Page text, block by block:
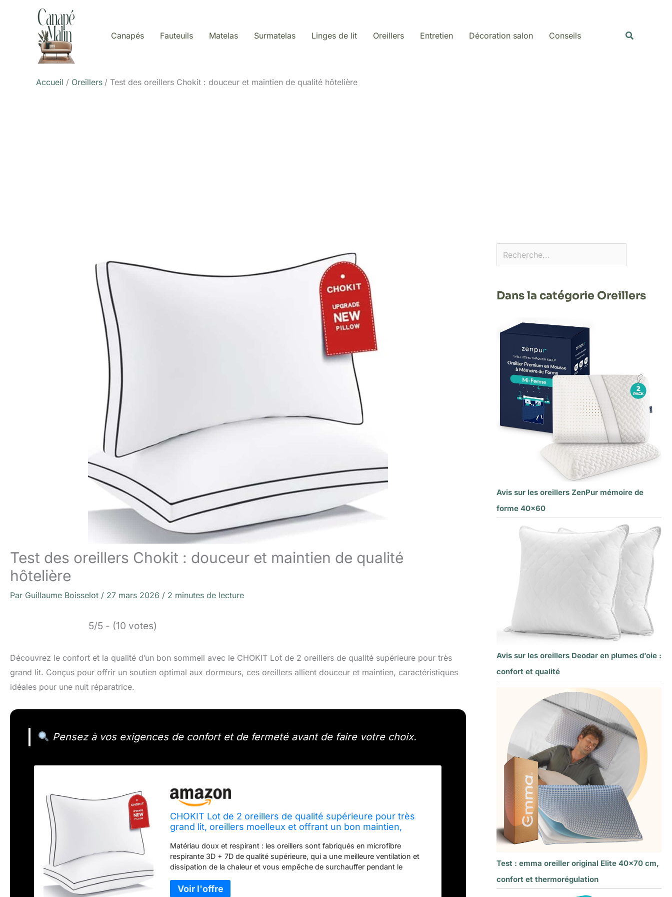
Canapés Fauteuils Matelas Surmatelas Linges de lit Oreillers Entretien Décoration salon Conseils
Accueil Oreillers Test des oreillers Chokit : douceur et maintien de qualité hôtelière
Test des oreillers Chokit : douceur et maintien de qualité
hôtelière
Par Guillaume Boisselot / 27 mars 2026 / 2 minutes de lecture
5/5 - (10 votes)
Découvrez le confort et la qualité d’un bon sommeil avec le CHOKIT Lot de 2 oreillers de qualité supérieure pour très
grand lit. Conçus pour offrir un soutien optimal aux dormeurs, ces oreillers allient douceur et maintien, caractéristiques
idéales pour une nuit réparatrice.
Pensez à vos exigences de confort et de fermeté avant de faire votre choix.
CHOKIT Lot de 2 oreillers de qualité supérieure pour très
grand lit, oreillers moelleux et offrant un bon maintien,
qualité hôtelière douce
Matériau doux et respirant : les oreillers sont fabriqués en microfibre
respirante 3D + 7D de qualité supérieure, qui a une meilleure ventilation et
dissipation de la chaleur et vous empêche de surchauffer pendant le
peau, créant un environnement de sommeil détendu et confortable. Soutien
Dans la catégorie Oreillers
Avis sur les oreillers ZenPur mémoire de
forme 40×60
Avis sur les oreillers Deodar en plumes d’oie :
confort et qualité
Test : emma oreiller original Elite 40×70 cm,
confort et thermorégulation